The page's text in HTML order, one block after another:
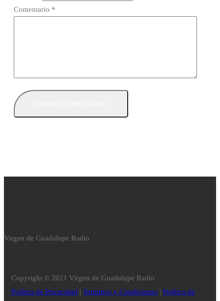
Comentario *
Virgen de Guadalupe Radio
Copyright © 2021 Virgen de Guadalupe Radio
Política de Privacidad | Terminos y Condiciones | Política de